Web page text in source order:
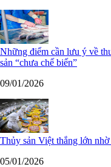
Những điểm cần lưu ý về
sản “chưa chế biến”
09/01/2026
Thủy sản Việt thắng lớn
05/01/2026